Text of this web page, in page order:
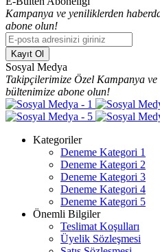
Kampanya ve yeniliklerden
abone olun!
Kayıt Ol
Sosyal Medya
Takipçilerimize Özel Kampanya
bültenimize abone olun!
Kategoriler
Deneme Kategori 1
Deneme Kategori 2
Deneme Kategori 3
Deneme Kategori 4
Deneme Kategori 5
Önemli Bilgiler
Teslimat Koşulları
Üyelik Sözleşmesi